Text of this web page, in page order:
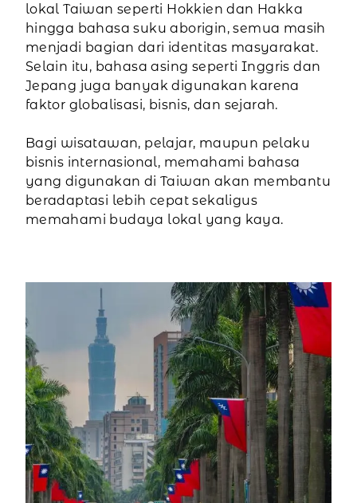
lokal Taiwan seperti Hokkien dan Hakka
hingga bahasa suku aborigin, semua masih
menjadi bagian dari identitas masyarakat.
Selain itu, bahasa asing seperti Inggris dan
Jepang juga banyak digunakan karena
faktor globalisasi, bisnis, dan sejarah.
Bagi wisatawan, pelajar, maupun pelaku
bisnis internasional, memahami bahasa
yang digunakan di Taiwan akan membantu
beradaptasi lebih cepat sekaligus
memahami budaya lokal yang kaya.